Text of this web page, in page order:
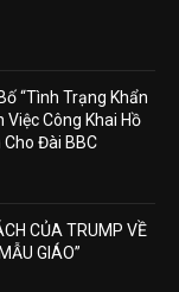
“Tình Trạng Khẩn
Việc Công Khai Hồ
Cho Đài BBC
CỦA TRUMP VỀ
GIÁO”